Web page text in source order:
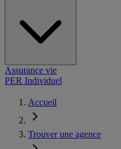
Assurance vie
PER Individuel
Accueil
Trouver une agence